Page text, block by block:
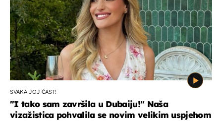
SVAKA JOJ ČAST!
"I tako sam završila u Dubaiju!" Naša
vizažistica pohvalila se novim velikim uspjehom